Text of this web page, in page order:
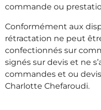
commande ou
Conformément aux
rétractation ne peut
confectionnés sur
signés sur devis et ne
commandes et ou
Charlotte Chefaroudi.